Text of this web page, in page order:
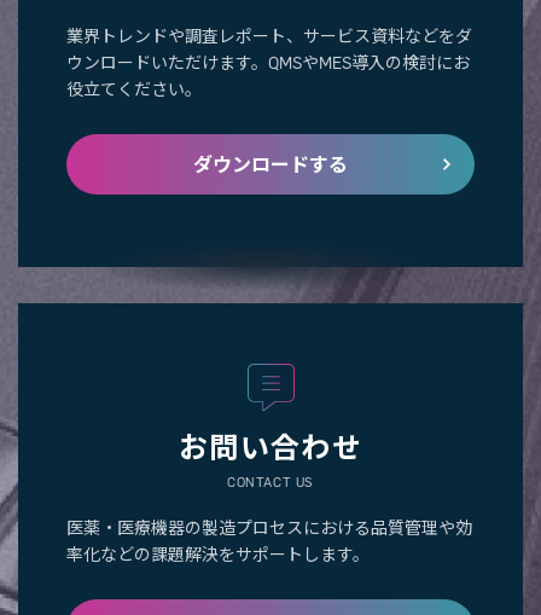
業界トレンドや調査レポート、サービス資料などをダ
ウンロードいただけます。QMSやMES導入の検討にお
役立てください。
ダウンロードする
お問い合わせ
CONTACT US
医薬・医療機器の製造プロセスにおける品質管理や効
率化などの課題解決をサポートします。